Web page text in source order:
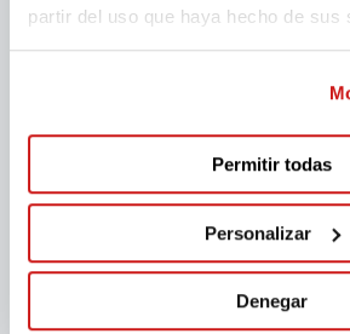
partir del uso que haya hecho de sus
Permitir todas
Personalizar
Denegar